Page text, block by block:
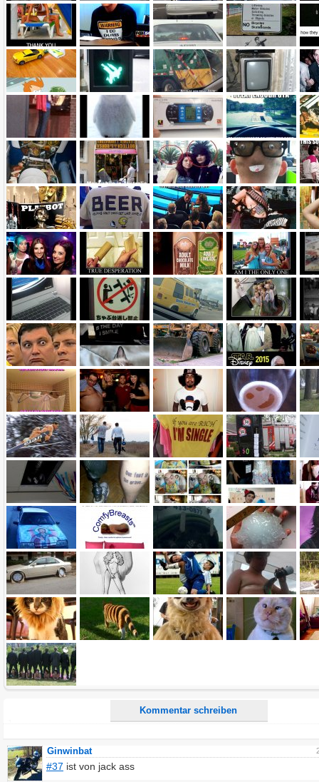
Kommentar schreiben
Name:
E-Mail-Adresse (optional):
Kommentar:
Alle HTML-Tags außer <br>, <strike> und <i> werden aus Deinem Kommentar entfernt.
URLs werden automatisch umgewandelt. Bitte verwende "www." oder "http://" in URLs
Ich möchte eine E-Mail, wenn zu meinem Kommentar Antworten erscheinen.
Ich möchte eine E-Mail, wenn auf dieser Seite weitere Kommentare erscheinen.
Ginwinbat
#37 ist von jack ass